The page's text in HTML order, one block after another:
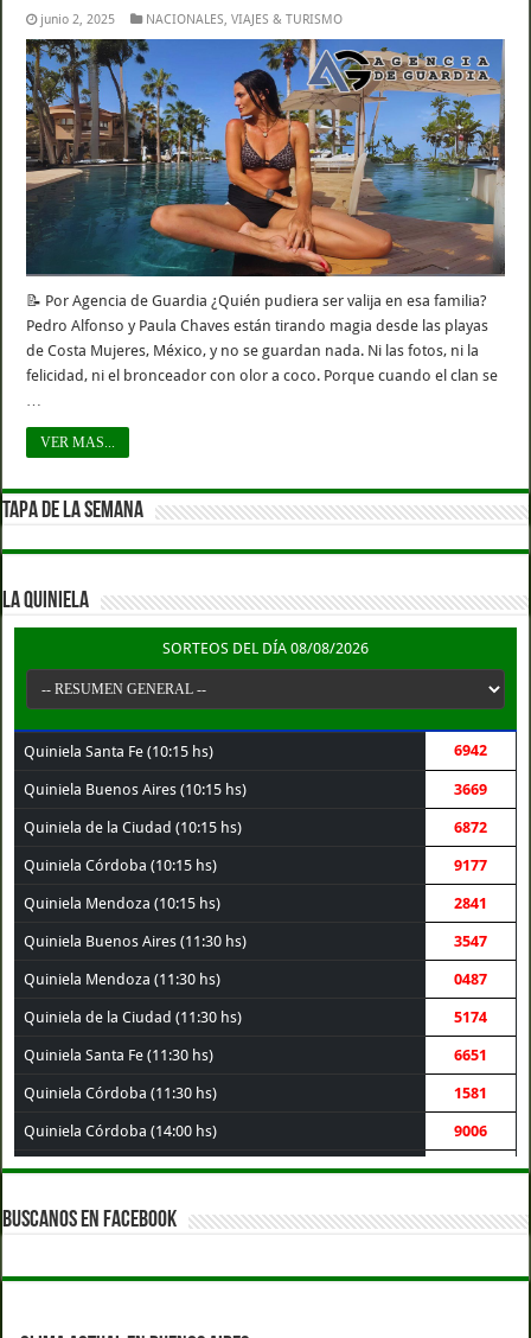
junio 2, 2025 NACIONALES,VIAJES & TURISMO
📝 Por Agencia de Guardia ¿Quién pudiera ser valija en esa familia?
Pedro Alfonso y Paula Chaves están tirando magia desde las playas
de Costa Mujeres, México, y no se guardan nada. Ni las fotos, ni la
felicidad, ni el bronceador con olor a coco. Porque cuando el clan se
VER MAS...
TAPA DE LA SEMANA
LA QUINIELA
SORTEOS DEL DÍA 08/08/2026
Quiniela Santa Fe (10:15 hs) 6942
Quiniela Buenos Aires (10:15 hs) 3669
Quiniela de la Ciudad (10:15 hs) 6872
Quiniela Córdoba (10:15 hs) 9177
Quiniela Mendoza (10:15 hs) 2841
Quiniela Buenos Aires (11:30 hs) 3547
Quiniela Mendoza (11:30 hs) 0487
Quiniela de la Ciudad (11:30 hs) 5174
Quiniela Santa Fe (11:30 hs) 6651
Quiniela Córdoba (11:30 hs) 1581
Quiniela Córdoba (14:00 hs) 9006
Quiniela Santa Fe (14:00 hs) 3069
Quiniela Buenos Aires (14:00 hs)
Quiniela Mendoza (14:00 hs) 7340
BUSCANOS EN FACEBOOK